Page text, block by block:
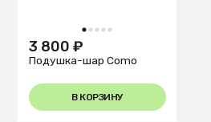
1 2 3 4 5
3 800 ₽
Подушка-шар Como
В КОРЗИНУ